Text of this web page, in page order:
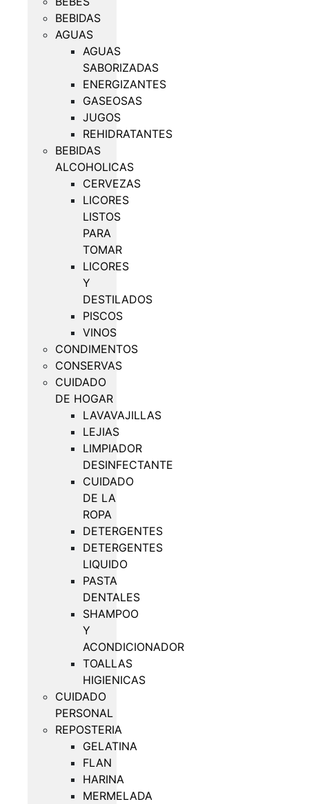
BEBIDAS
AGUAS
AGUAS
SABORIZADAS
ENERGIZANTES
GASEOSAS
JUGOS
REHIDRATANTES
BEBIDAS
ALCOHOLICAS
CERVEZAS
LICORES
LISTOS
PARA
TOMAR
LICORES
Y
DESTILADOS
PISCOS
VINOS
CONDIMENTOS
CONSERVAS
CUIDADO
DE HOGAR
LAVAVAJILLAS
LEJIAS
LIMPIADOR
DESINFECTANTE
CUIDADO
DE LA
ROPA
DETERGENTES
DETERGENTES
LIQUIDO
PASTA
DENTALES
SHAMPOO
Y
ACONDICIONADOR
TOALLAS
HIGIENICAS
CUIDADO
PERSONAL
REPOSTERIA
GELATINA
FLAN
HARINA
MERMELADA